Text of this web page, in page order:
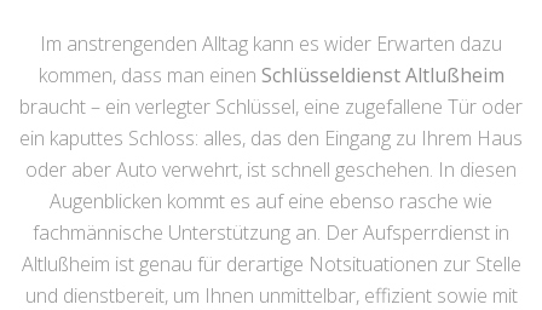
Im anstrengenden Alltag kann es wider Erwarten dazu
kommen, dass man einen Schlüsseldienst Altlußheim
braucht – ein verlegter Schlüssel, eine zugefallene Tür oder
ein kaputtes Schloss: alles, das den Eingang zu Ihrem Haus
oder aber Auto verwehrt, ist schnell geschehen. In diesen
Augenblicken kommt es auf eine ebenso rasche wie
fachmännische Unterstützung an. Der Aufsperrdienst in
Altlußheim ist genau für derartige Notsituationen zur Stelle
und dienstbereit, um Ihnen unmittelbar, effizient sowie mit